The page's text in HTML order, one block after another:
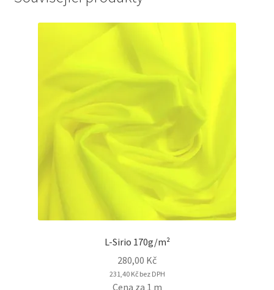
L-Sirio 170g/m²
280,00 Kč
231,40 Kčbez DPH
Cena za 1 m